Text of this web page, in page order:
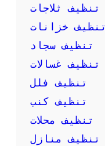
م
ز
ل
تنظيف ثلاجات
تنظيف خزانات
تنظيف سجاد
تنظيف غسالات
تنظيف فلل
تنظيف كنب
تنظيف محلات
تنظيف منازل